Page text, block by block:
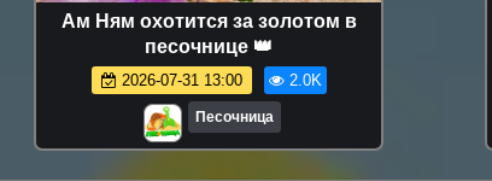
Ам Ням охотится за золотом в
песочнице 👑
2026-07-31 13:00 2.0K
Песочница